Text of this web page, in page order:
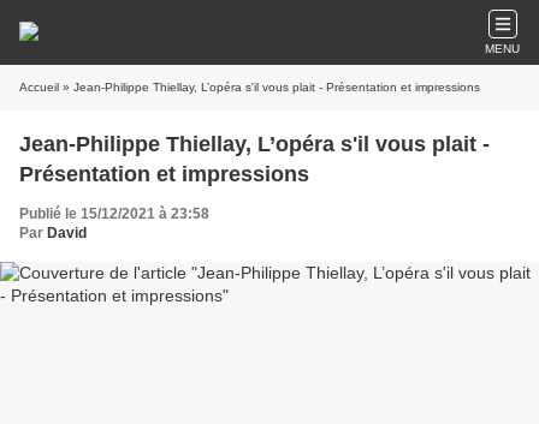
MENU
Accueil » Jean-Philippe Thiellay, L’opéra s'il vous plait - Présentation et impressions
Jean-Philippe Thiellay, L’opéra s'il vous plait -
Présentation et impressions
Publié le 15/12/2021 à 23:58
Par David